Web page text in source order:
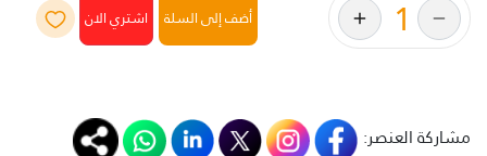
أضف إلى السلة
مشاركة العنصر: